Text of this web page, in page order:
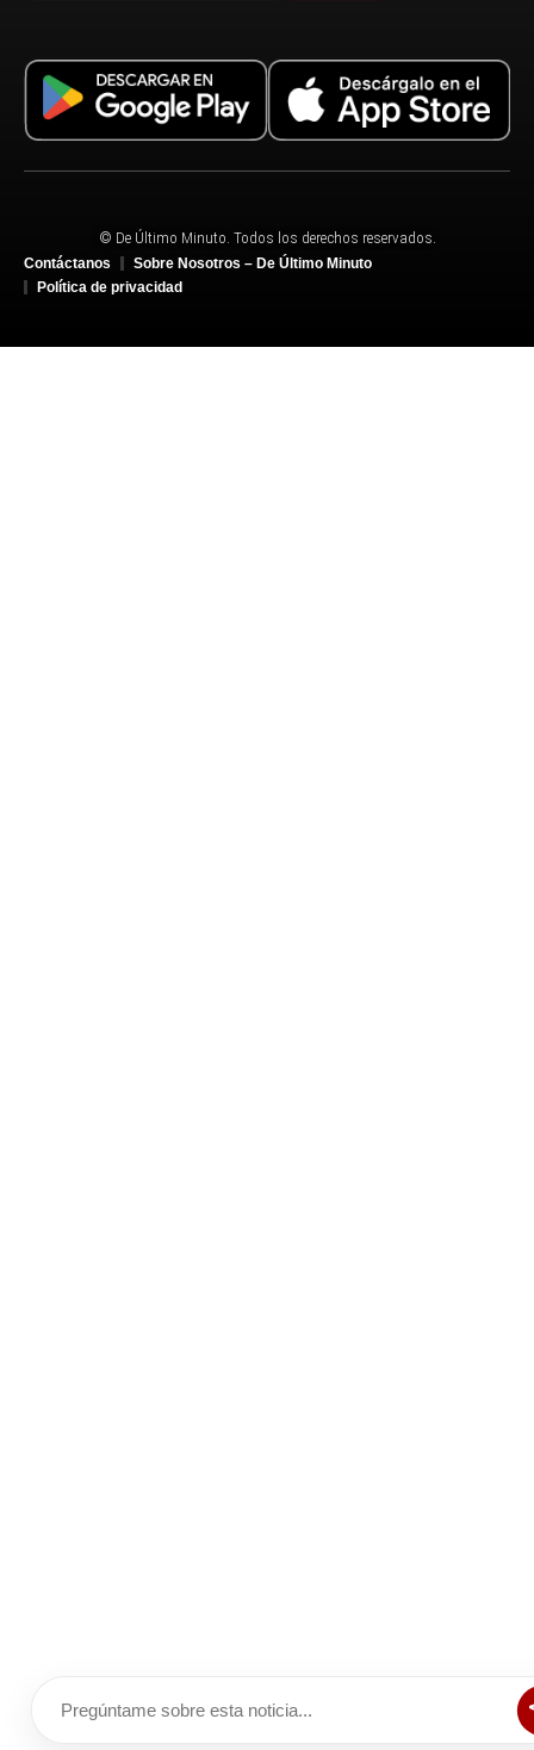
© De Último Minuto. Todos los derechos reservados.
Contáctanos
Sobre Nosotros – De Último Minuto
Política de privacidad